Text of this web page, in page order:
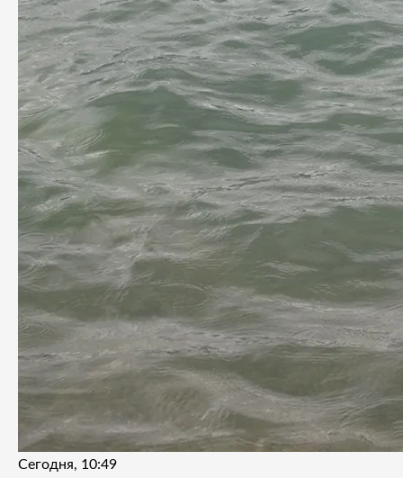
Сегодня, 10:49